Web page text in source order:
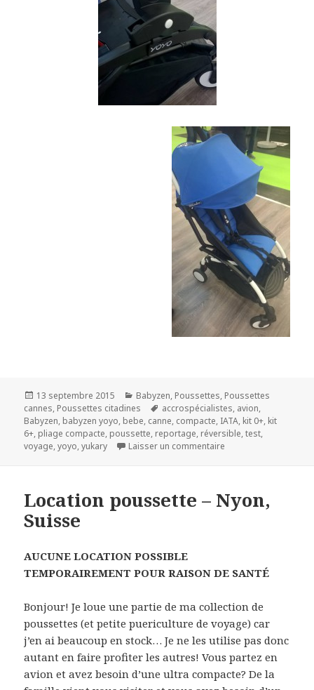
Publié
le
13 septembre 2015 Catégories
Babyzen, Poussettes, Poussettes
cannes, Poussettes citadines
Mots-
clés
accrospécialistes, avion,
Babyzen, babyzen yoyo, bebe, canne, compacte, IATA, kit 0+, kit
6+, pliage compacte, poussette, reportage, réversible,test,
voyage,yoyo,yukary Laisser un commentaire
Location poussette – Nyon,
Suisse
AUCUNE LOCATION POSSIBLE
TEMPORAIREMENT POUR RAISON DE SANTÉ
Bonjour! Je loue une partie de ma collection de
poussettes (et petite puericulture de voyage) car
j’en ai beaucoup en stock… Je ne les utilise pas donc
autant en faire profiter les autres! Vous partez en
avion et avez besoin d’une ultra compacte? De la